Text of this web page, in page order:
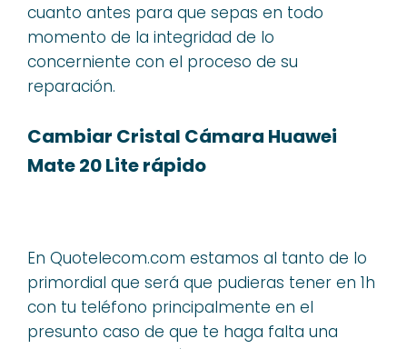
cuanto antes para que sepas en todo
momento de la integridad de lo
concerniente con el proceso de su
reparación.
Cambiar Cristal Cámara Huawei
Mate 20 Lite rápido
En Quotelecom.com estamos al tanto de lo
primordial que será que pudieras tener en 1h
con tu teléfono principalmente en el
presunto caso de que te haga falta una